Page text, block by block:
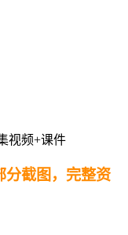
分截图，完整资